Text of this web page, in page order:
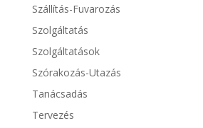
Szállítás-Fuvarozás
Szolgáltatás
Szolgáltatások
Szórakozás-Utazás
Tanácsadás
Tervezés